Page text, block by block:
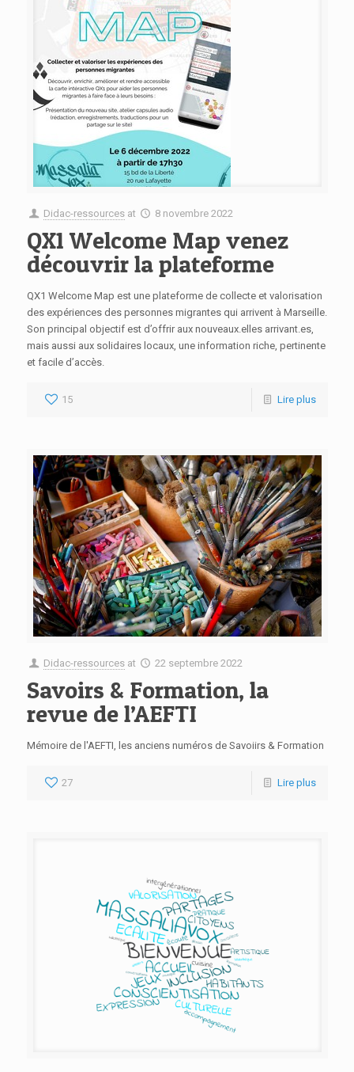
Didac-ressources at 8 novembre 2022
QX1 Welcome Map venez
découvrir la plateforme
QX1 Welcome Map est une plateforme de collecte et valorisation
des expériences des personnes migrantes qui arrivent à Marseille.
Son principal objectif est d’offrir aux nouveaux.elles arrivant.es,
mais aussi aux solidaires locaux, une information riche, pertinente
et facile d’accès.
15 Lire plus
Didac-ressources at 22 septembre 2022
Savoirs & Formation, la
revue de l’AEFTI
Mémoire de l'AEFTI, les anciens numéros de Savoiirs & Formation
27 Lire plus